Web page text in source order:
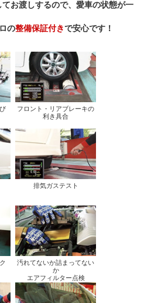
てお渡しするので、愛車の状態が一
の整備保証付きで安心です！
フロント・リアブレーキの
利き具合
排気ガステスト
汚れてないか詰まってない
か
エアフィルター点検